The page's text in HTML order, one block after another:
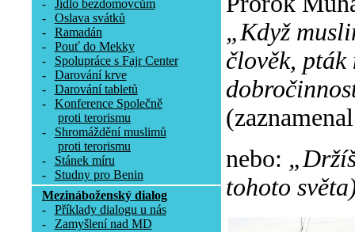
-
Jídlo bezdomovcům
-
Oslava svátků
-
Ramadán
-
Pouť do Mekky
-
Spolupráce s Fajr Center
-
Darování krve
-
Darování tabletů
-
Konference Společně
proti terorismu
-
Shromáždění muslimů
proti terorismu
-
Stánek míru
-
Studny pro Benin
Mezináboženský dialog
-
Příklady dialogu u nás
-
Zamyšlení nad MD
„Když
člověk,
nebo:
tohoto